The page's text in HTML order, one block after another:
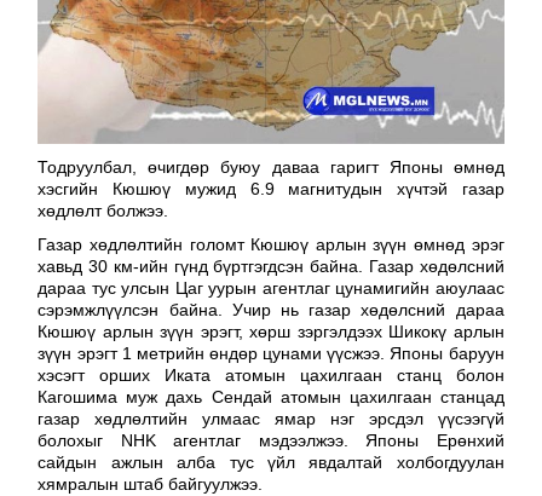
Тодруулбал, өчигдөр буюу даваа гаригт Японы өмнөд
хэсгийн Кюшюү мужид 6.9 магнитудын хүчтэй газар
хөдлөлт болжээ.
Газар хөдлөлтийн голомт Кюшюү арлын зүүн өмнөд эрэг
хавьд 30 км-ийн гүнд бүртгэгдсэн байна. Газар хөдөлсний
дараа тус улсын Цаг уурын агентлаг цунамигийн аюулаас
сэрэмжлүүлсэн байна. Учир нь газар хөдөлсний дараа
Кюшюү арлын зүүн эрэгт, хөрш зэргэлдээх Шикокү арлын
зүүн эрэгт 1 метрийн өндөр цунами үүсжээ. Японы баруун
хэсэгт орших Иката атомын цахилгаан станц болон
Кагошима муж дахь Сендай атомын цахилгаан станцад
газар хөдлөлтийн улмаас ямар нэг эрсдэл үүсээгүй
болохыг NHK агентлаг мэдээлжээ. Японы Ерөнхий
сайдын ажлын алба тус үйл явдалтай холбогдуулан
хямралын штаб байгуулжээ.